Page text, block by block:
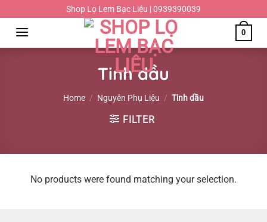
đến
dung
Shop Lọ Lem Bạc Liêu | 0939390039
0
Tinh dầu
Home / Nguyên Phụ Liệu / Tinh dầu
FILTER
No products were found matching your selection.